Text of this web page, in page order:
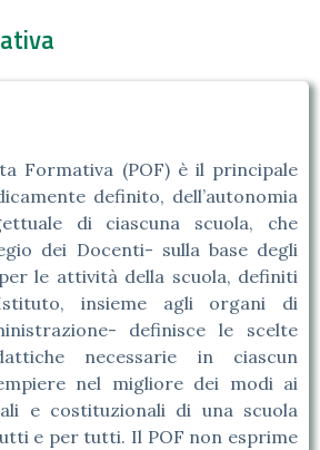
Formativa (POF) è il principale
definito, dell’autonomia
di ciascuna scuola, che
dei Docenti- sulla base degli
le attività della scuola, definiti
insieme agli organi di
definisce le scelte
necessarie in ciascun
nel migliore dei modi ai
e costituzionali di una scuola
e per tutti. Il POF non esprime